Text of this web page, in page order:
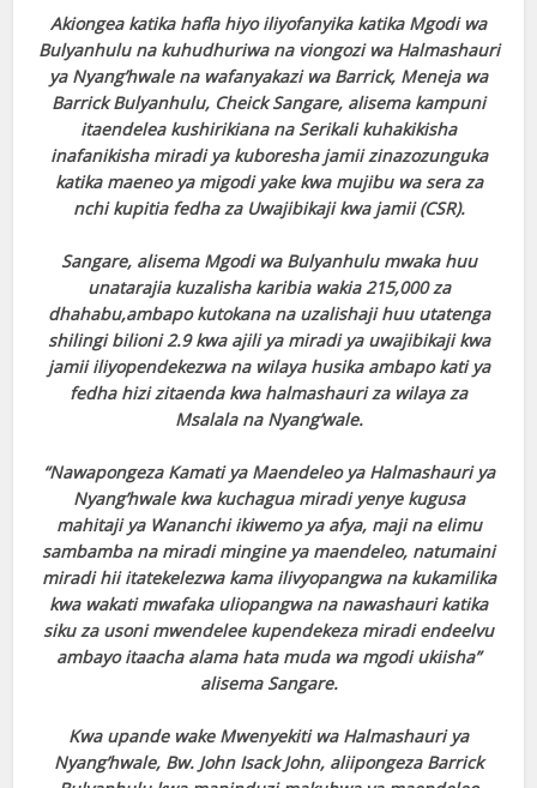
Akiongea katika hafla hiyo iliyofanyika katika Mgodi wa
Bulyanhulu na kuhudhuriwa na viongozi wa Halmashauri
ya Nyang’hwale na wafanyakazi wa Barrick, Meneja wa
Barrick Bulyanhulu, Cheick Sangare, alisema kampuni
itaendelea kushirikiana na Serikali kuhakikisha
inafanikisha miradi ya kuboresha jamii zinazozunguka
katika maeneo ya migodi yake kwa mujibu wa sera za
nchi kupitia fedha za Uwajibikaji kwa jamii (CSR).
Sangare, alisema Mgodi wa Bulyanhulu mwaka huu
unatarajia kuzalisha karibia wakia 215,000 za
dhahabu,ambapo kutokana na uzalishaji huu utatenga
shilingi bilioni 2.9 kwa ajili ya miradi ya uwajibikaji kwa
jamii iliyopendekezwa na wilaya husika ambapo kati ya
fedha hizi zitaenda kwa halmashauri za wilaya za
Msalala na Nyang’wale.
“Nawapongeza Kamati ya Maendeleo ya Halmashauri ya
Nyang’hwale kwa kuchagua miradi yenye kugusa
mahitaji ya Wananchi ikiwemo ya afya, maji na elimu
sambamba na miradi mingine ya maendeleo, natumaini
miradi hii itatekelezwa kama ilivyopangwa na kukamilika
kwa wakati mwafaka uliopangwa na nawashauri katika
siku za usoni mwendelee kupendekeza miradi endeelvu
ambayo itaacha alama hata muda wa mgodi ukiisha”
alisema Sangare.
Kwa upande wake Mwenyekiti wa Halmashauri ya
Nyang’hwale, Bw. John Isack John, aliipongeza Barrick